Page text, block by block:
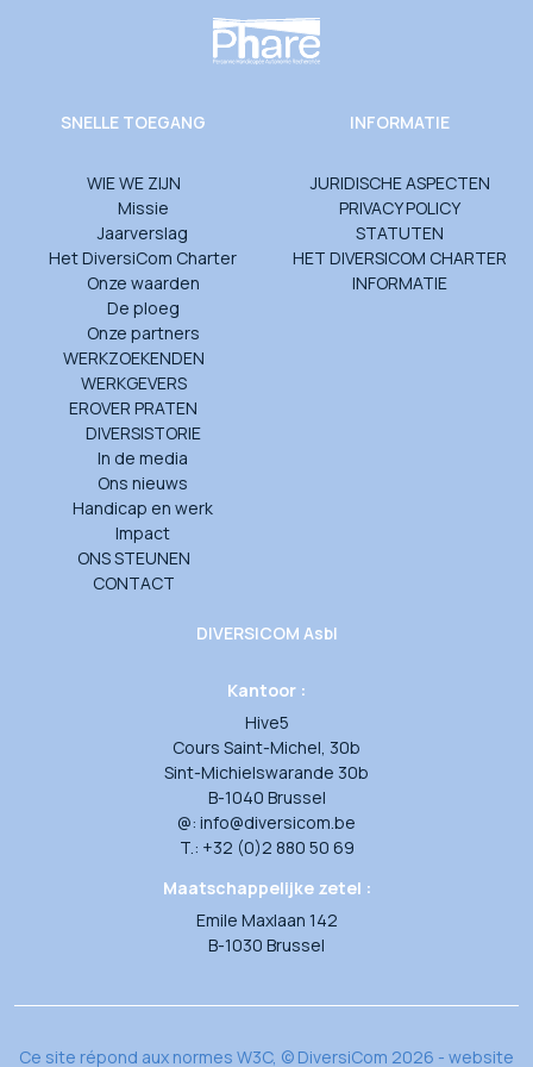
DIVERSICOM Asbl
Kantoor :
Hive5
Cours Saint-Michel, 30b
Sint-Michielswarande 30b
B-1040 Brussel
@: info@diversicom.be
T.: +32 (0)2 880 50 69
Maatschappelijke zetel :
Emile Maxlaan 142
B-1030 Brussel
SNELLE TOEGANG
WIE WE ZIJN
Missie
Jaarverslag
Het DiversiCom Charter
Onze waarden
De ploeg
Onze partners
WERKZOEKENDEN
WERKGEVERS
EROVER PRATEN
DIVERSISTORIE
In de media
Ons nieuws
Handicap en werk
Impact
ONS STEUNEN
CONTACT
INFORMATIE
JURIDISCHE ASPECTEN
PRIVACY POLICY
STATUTEN
HET DIVERSICOM CHARTER
INFORMATIE
Ce site répond aux normes W3C, © DiversiCom 2026 - website